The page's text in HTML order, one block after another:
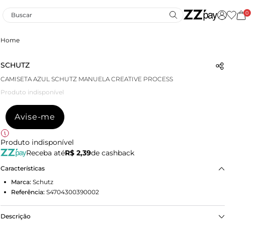
0
Home
SCHUTZ
CAMISETA AZUL SCHUTZ MANUELA CREATIVE PROCESS
Produto indisponível
Avise-me
Produto indisponível
Receba atéR$ 2,39de cashback
Características
Marca: Schutz
Referência: S4704300390002
Descrição